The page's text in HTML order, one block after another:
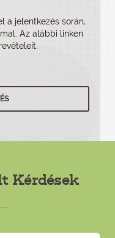
a jelentkezés során,
Az alábbi linken
Kérdések